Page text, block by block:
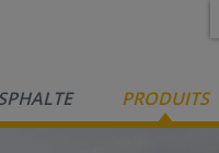
PRODUITS